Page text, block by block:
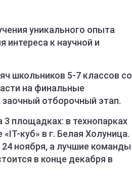
уникального опыта
интереса к научной и
школьников 5-7 классов со
на финальные
отборочный этап.
площадках: в технопарках
куб» в г. Белая Холуница.
ноября, а лучшие команды
в конце декабря в